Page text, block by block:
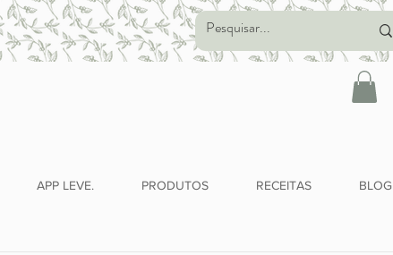
APP LEVE. PRODUTOS RECEITAS BLOG